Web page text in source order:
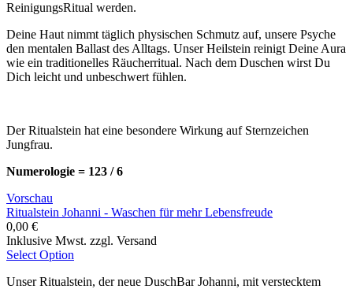
ReinigungsRitual werden.
Deine Haut nimmt täglich physischen Schmutz auf, unsere Psyche
den mentalen Ballast des Alltags. Unser Heilstein reinigt Deine Aura
wie ein traditionelles Räucherritual. Nach dem Duschen wirst Du
Dich leicht und unbeschwert fühlen.
Der Ritualstein hat eine besondere Wirkung auf Sternzeichen
Jungfrau.
Numerologie = 123 / 6
Vorschau
Ritualstein Johanni - Waschen für mehr Lebensfreude
0,00 €
Inklusive Mwst. zzgl. Versand
Select Option
Unser Ritualstein, der neue DuschBar Johanni, mit verstecktem